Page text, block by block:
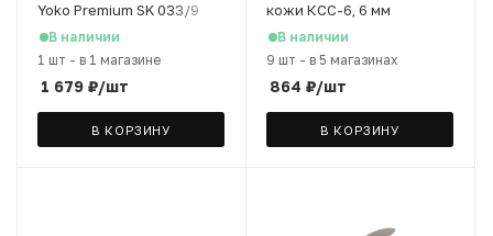
Yoko Premium SK 033/9
японская сталь, 9 мм
В наличии
1 шт - в 1 магазине
1 679 ₽/шт
В КОРЗИНУ
кожи КСС-6, 6 мм
В наличии
9 шт - в 5 магазинах
864 ₽/шт
В КОРЗИНУ